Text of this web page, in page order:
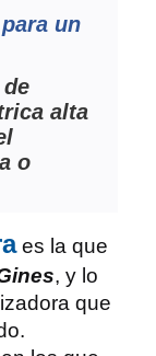
un
alta
o
es la que
, y lo
que